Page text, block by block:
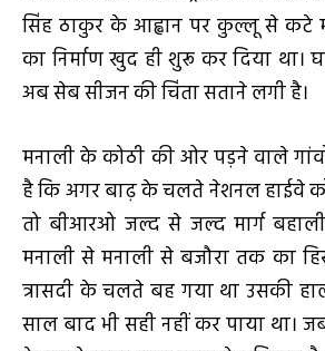
सिंह ठाकुर के आह्वान पर कुल्लू से कटे
का निर्माण खुद ही शुरू कर दिया था।
अब सेब सीजन की चिंता सताने लगी है।
मनाली के कोठी की ओर पड़ने वाले
है कि अगर बाढ़ के चलते नेशनल हाईवे
तो बीआरओ जल्द से जल्द मार्ग
मनाली से मनाली से बजौरा तक का
त्रासदी के चलते बह गया था उसकी
साल बाद भी सही नहीं कर पाया था।